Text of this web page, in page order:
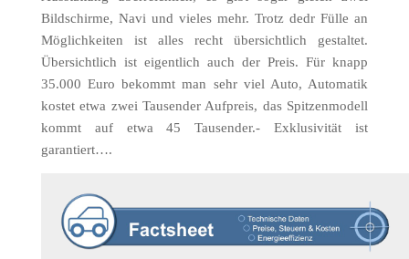
Bildschirme, Navi und vieles mehr. Trotz dedr Fülle an
Möglichkeiten ist alles recht übersichtlich gestaltet.
Übersichtlich ist eigentlich auch der Preis. Für knapp
35.000 Euro bekommt man sehr viel Auto, Automatik
kostet etwa zwei Tausender Aufpreis, das Spitzenmodell
kommt auf etwa 45 Tausender.- Exklusivität ist
garantiert….